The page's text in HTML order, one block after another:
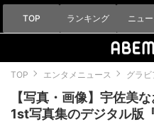
TOP ランキング ニュ
TOP エンタメニュース グラビ
【写真・画像】宇佐美
1st写真集のデジタル版